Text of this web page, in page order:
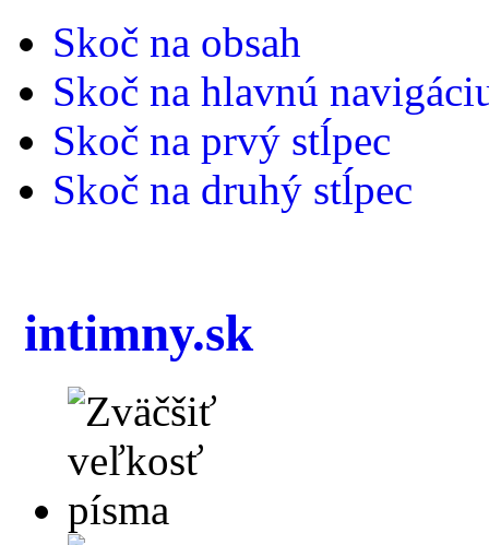
Skoč na obsah
Skoč na hlavnú
Skoč na prvý stĺpec
Skoč na druhý stĺpec
intimny.sk